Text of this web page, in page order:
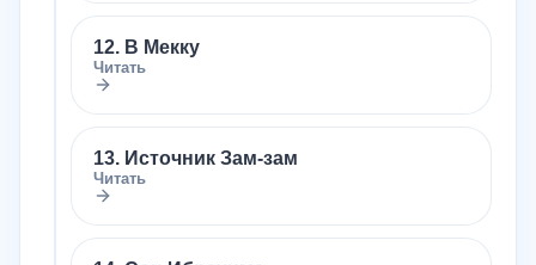
12. В Мекку
Читать
13. Источник Зам-зам
Читать